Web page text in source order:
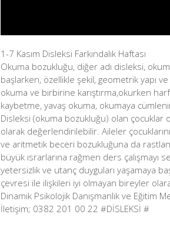
1-7 Kasım Disleksi Farkındalık Haftası
Okuma bozukluğu, diğer adı disleksi,
başlarken, özellikle şekil, geometrik yapı
okuma ve birbirine karıştırma,okurken
kaybetme, yavaş okuma, okumaya
Disleksi (okuma bozukluğu) olan çocuklar
olarak değerlendirilebilir. Aileler
ve aritmetik beceri bozukluğuna da
büyük ısrarlarına rağmen ders çalışmayı
yetersizlik ve utanç duyguları yaşamaya
çevresi ile ilişkileri iyi olmayan bireyler
Dinamik Psikolojik Danışmanlık ve Eğitim
İletişim; 0382 201 00 22 #DİSLEKSİ #